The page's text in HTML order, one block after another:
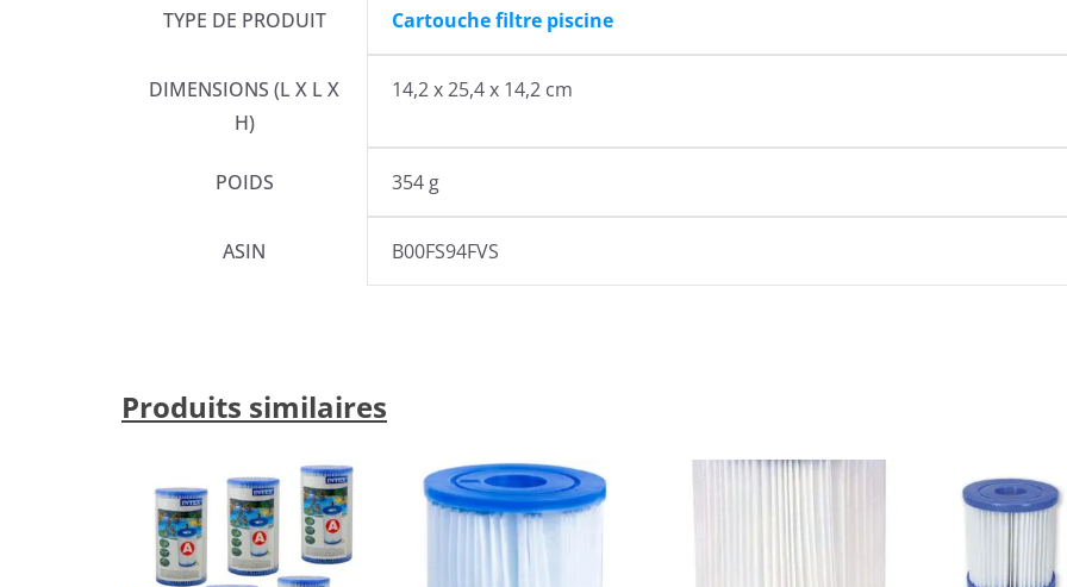
TYPE DE PRODUIT Cartouche filtre piscine
DIMENSIONS (L X L X
H)
14,2 x 25,4 x 14,2 cm
POIDS 354 g
ASIN B00FS94FVS
Produits similaires